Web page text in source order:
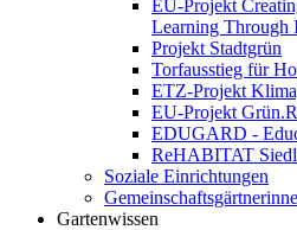
EU-Projekt
Learning Through
Projekt Stadtgrün
Torfausstieg für
ETZ-Projekt
EU-Projekt
EDUGARD -
ReHABITAT
Soziale Einrichtungen
Gartenwissen